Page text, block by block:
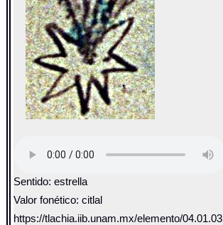
Sentido: estrella
Valor fonético: citlal
https://tlachia.iib.unam.mx/elemento/04.01.03